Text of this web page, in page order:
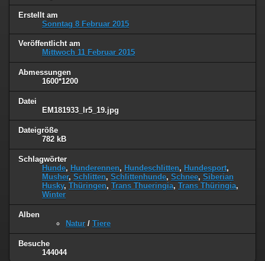
Erstellt am
Sonntag 8 Februar 2015
Veröffentlicht am
Mittwoch 11 Februar 2015
Abmessungen
1600*1200
Datei
EM181933_lr5_19.jpg
Dateigröße
782 kB
Schlagwörter
Hunde, Hunderennen, Hundeschlitten, Hundesport,
Musher, Schlitten, Schlittenhunde, Schnee, Siberian
Husky, Thüringen, Trans Thueringia, Trans Thüringia,
Winter
Alben
Natur / Tiere
Besuche
144044